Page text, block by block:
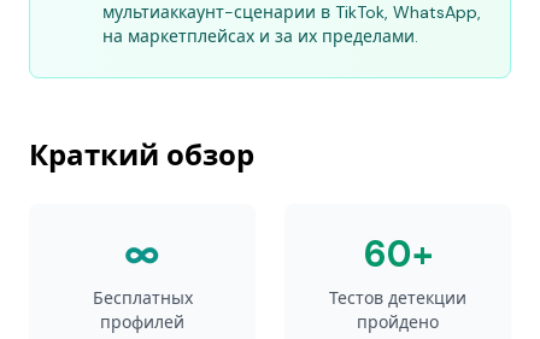
мультиаккаунт-сценарии в TikTok, WhatsApp,
на маркетплейсах и за их пределами.
Краткий обзор
∞
Бесплатных
профилей
60+
Тестов детекции
пройдено